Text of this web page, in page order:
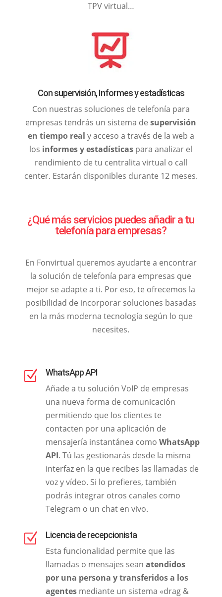
TPV virtual…
Con supervisión, Informes y estadísticas
Con nuestras soluciones de telefonía para
empresas tendrás un sistema desupervisión
en tiempo real y acceso a través de la web a
los informes y estadísticas para analizar el
rendimiento de tu centralita virtual o call
center. Estarán disponibles durante 12 meses.
¿Qué más servicios puedes añadir a tu
telefonía para empresas?
En Fonvirtual queremos ayudarte a encontrar
la solución de telefonía para empresas que
mejor se adapte a ti. Por eso, te ofrecemos la
posibilidad de incorporar soluciones basadas
en la más moderna tecnología según lo que
necesites.
Z WhatsApp API
Añade a tu solución VoIP de empresas
una nueva forma de comunicación
permitiendo que los clientes te
contacten por una aplicación de
mensajería instantánea como WhatsApp
API. Tú las gestionarás desde la misma
interfaz en la que recibes las llamadas de
voz y vídeo. Si lo prefieres, también
podrás integrar otros canales como
Telegram o un chat en vivo.
Z Licencia de recepcionista
Esta funcionalidad permite que las
llamadas o mensajes sean atendidos
por una persona y transferidos a los
agentesmediante un sistema «drag &